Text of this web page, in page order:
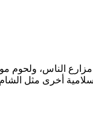
الناس، ولحوم